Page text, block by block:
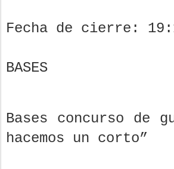
Fecha de cierre:
BASES
Bases concurso de
hacemos un corto”